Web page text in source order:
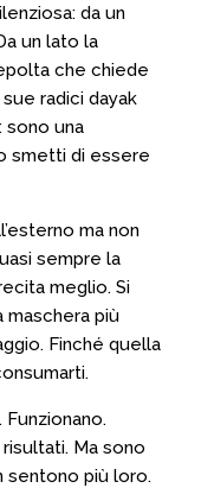
da un
un lato la
che chiede
radici dayak
sono una
smetti di essere
ma non
sempre la
meglio. Si
maschera più
Finché quella
Ma sono
sentono più loro.